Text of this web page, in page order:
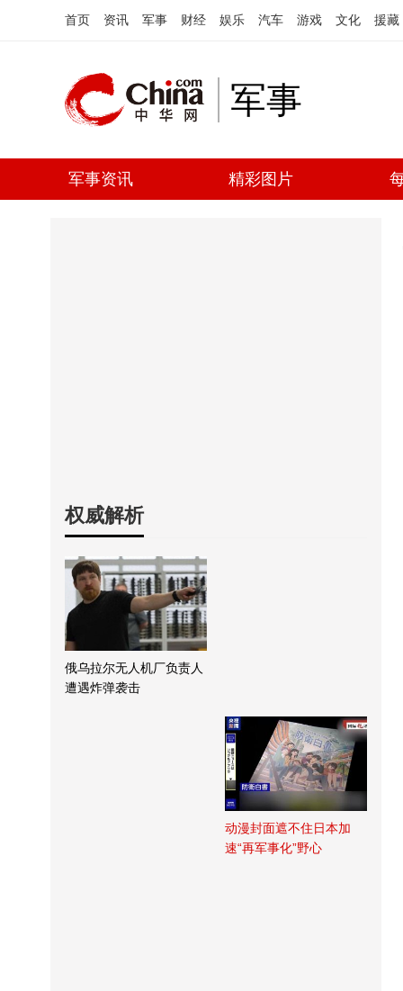
首页 资讯 军事 财经 娱乐 汽车 游戏 文化 援藏
军事
军事资讯 精彩图片
权威解析
俄乌拉尔无人机厂负责人
遭遇炸弹袭击
动漫封面遮不住日本加
速“再军事化”野心